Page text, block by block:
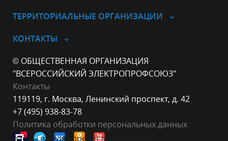
ТЕРРИТОРИАЛЬНЫЕ ОРГАНИЗАЦИИ
КОНТАКТЫ
© ОБЩЕСТВЕННАЯ ОРГАНИЗАЦИЯ
"ВСЕРОССИЙСКИЙ ЭЛЕКТРОПРОФСОЮЗ"
Контакты
119119, г. Москва, Ленинский проспект, д. 42
+7 (495) 938-83-78
Политика обработки персональных данных
Данный веб-сайт использует cookie-
файлы в целях предоставления вам